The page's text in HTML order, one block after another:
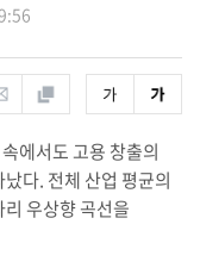
에서도 고용 창출의
다. 전체 산업 평균의
우상향 곡선을